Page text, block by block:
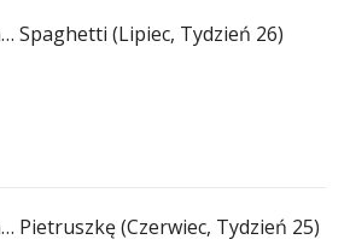
Spaghetti (Lipiec, Tydzień 26)
Pietruszkę (Czerwiec, Tydzień 25)